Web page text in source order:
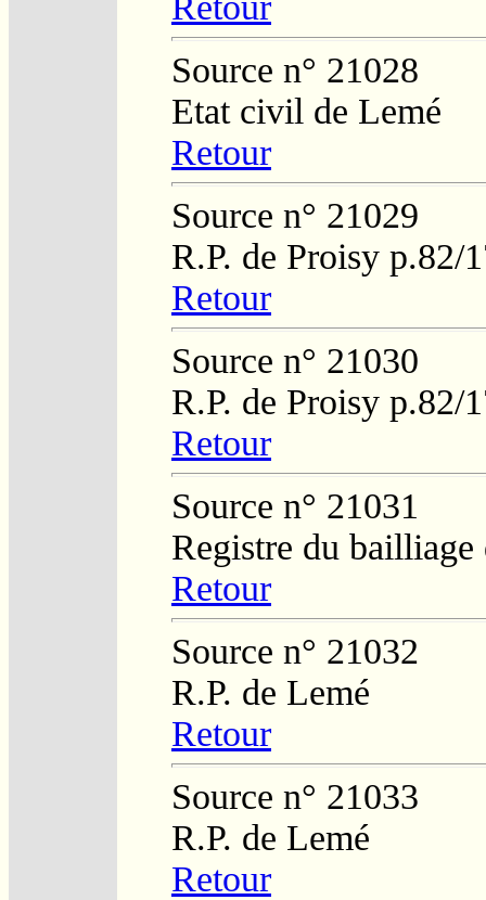
Source n° 21028
Etat civil de Lemé
Retour
Source n° 21029
R.P. de Proisy p.82/
Retour
Source n° 21030
R.P. de Proisy p.82/
Retour
Source n° 21031
Registre du
Retour
Source n° 21032
R.P. de Lemé
Retour
Source n° 21033
R.P. de Lemé
Retour